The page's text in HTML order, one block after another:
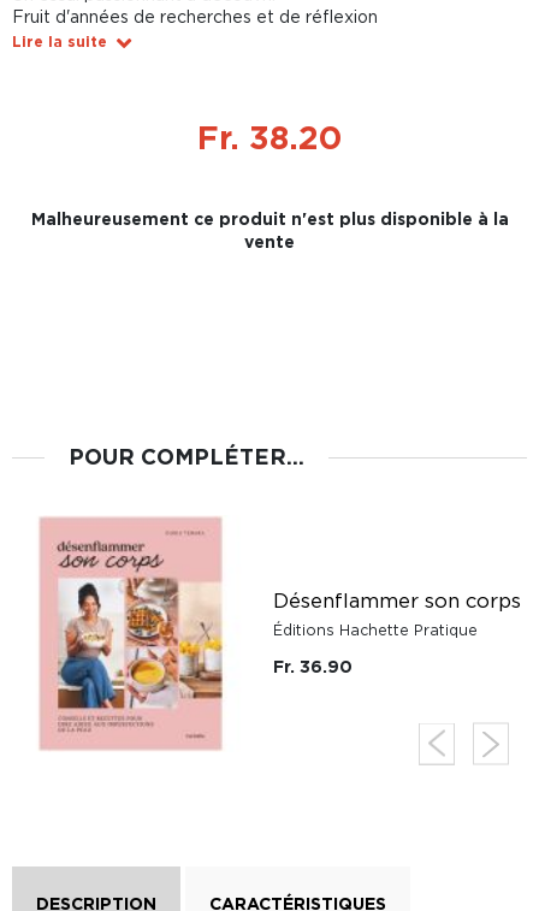
Fruit d'années de recherches et de réflexion
Lire la suite
Fr. 38.20
Malheureusement ce produit n'est plus disponible à la
vente
POUR COMPLÉTER...
Désenflammer son corps
Éditions Hachette Pratique
Fr. 36.90
DESCRIPTION CARACTÉRISTIQUES